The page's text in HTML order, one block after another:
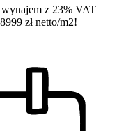
z 23% VAT
zł netto/m2!